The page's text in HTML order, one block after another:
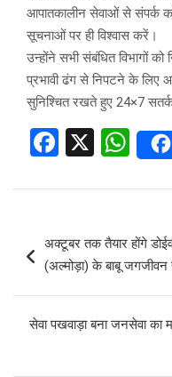
आपातकालीन सेवाओं से संपर्क
सूचनाओं पर ही विश्वास करें।
उन्होंने सभी संबंधित विभागों
प्रभावी ढंग से निपटने के लिए
सुनिश्चित रखते हुए 24×7
F
ce
o
k
X
W
h
at
s
A
p
navigation
अक्टूबर तक तैयार होंगे
(अल्मोड़ा) के बाबू जगजीवन
सेवा पखवाड़ा बना जनसेवा का